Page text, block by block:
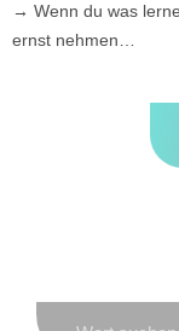
→ Wenn du was
ernst nehmen…